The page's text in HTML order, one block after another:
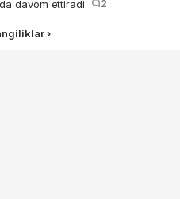
davom ettiradi
2
›